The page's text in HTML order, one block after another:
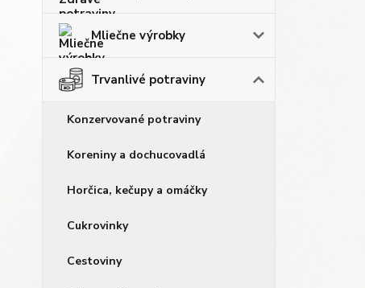
Mliečne výrobky
Trvanlivé potraviny
Konzervované potraviny
Koreniny a dochucovadlá
Horčica, kečupy a omáčky
Cukrovinky
Cestoviny